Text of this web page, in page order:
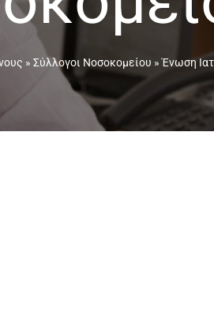
» Σύλλογοι Νοσοκομείου »Ένωση